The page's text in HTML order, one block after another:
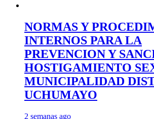
NORMAS Y
INTERNOS PARA LA
PREVENCION Y
HOSTIGAMIENTO
MUNICIPALIDAD
UCHUMAYO
2 semanas ago